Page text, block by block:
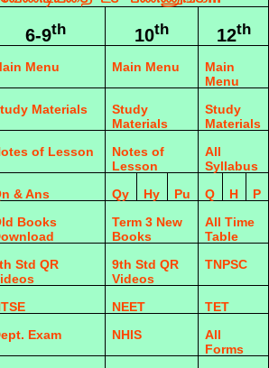
6-9th 10th 12th
Menu Main Menu
Main
Menu
Materials
Study
Materials
Study
Materials
of Lesson
Notes of
Lesson
All
Syllabus
& Ans Qy Hy Pu Q H
P
Books
Term 3 New
Books
All Time
Table
Std QR
9th Std QR
Videos
TNPSC
NEET
TET
Exam NHIS
All
Forms